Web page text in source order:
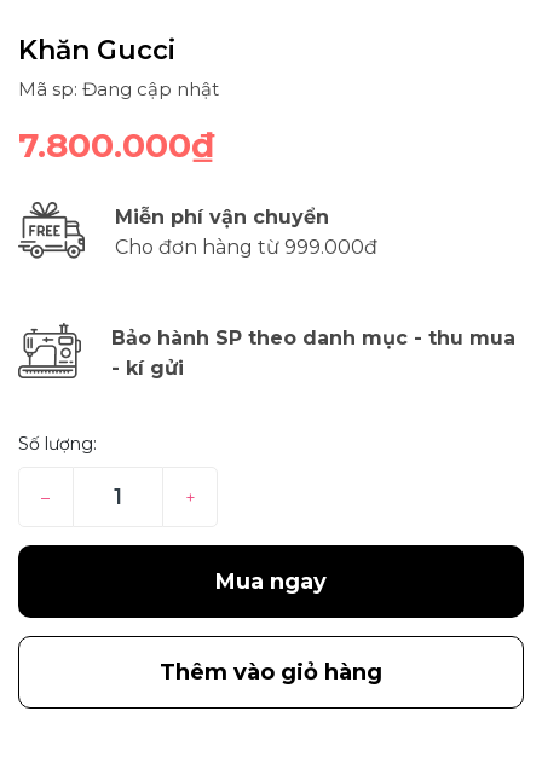
Khăn Gucci
Mã sp: Đang cập nhật
7.800.000₫
Miễn phí vận chuyển
Cho đơn hàng từ 999.000đ
Bảo hành SP theo danh mục - thu mua
- kí gửi
Số lượng:
– +
Mua ngay
Thêm vào giỏ hàng